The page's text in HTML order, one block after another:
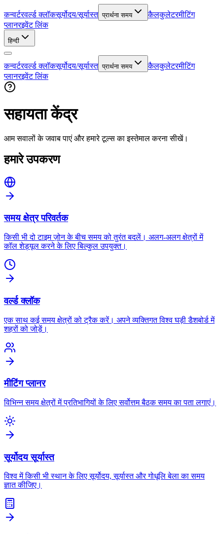
कन्वर्टरवर्ल्ड क्लॉकसूर्योदय/सूर्यास्त प्रार्थना समय कैलकुलेटरमीटिंग
प्लानरइवेंट लिंक
हिन्दी
कन्वर्टरवर्ल्ड क्लॉकसूर्योदय/सूर्यास्त प्रार्थना समय कैलकुलेटरमीटिंग
प्लानरइवेंट लिंक
सहायता केंद्र
आम सवालों के जवाब पाएं और हमारे टूल्स का इस्तेमाल करना सीखें।
हमारे उपकरण
समय क्षेत्र परिवर्तक
किसी भी दो टाइम ज़ोन के बीच समय को तुरंत बदलें। अलग-अलग क्षेत्रों में
कॉल शेड्यूल करने के लिए बिल्कुल उपयुक्त।
वर्ल्ड क्लॉक
एक साथ कई समय क्षेत्रों को ट्रैक करें। अपने व्यक्तिगत विश्व घड़ी डैशबोर्ड में
शहरों को जोड़ें।
मीटिंग प्लानर
विभिन्न समय क्षेत्रों में प्रतिभागियों के लिए सर्वोत्तम बैठक समय का पता लगाएं।
सूर्योदय सूर्यास्त
विश्व में किसी भी स्थान के लिए सूर्योदय, सूर्यास्त और गोधूलि बेला का समय
ज्ञात कीजिए।